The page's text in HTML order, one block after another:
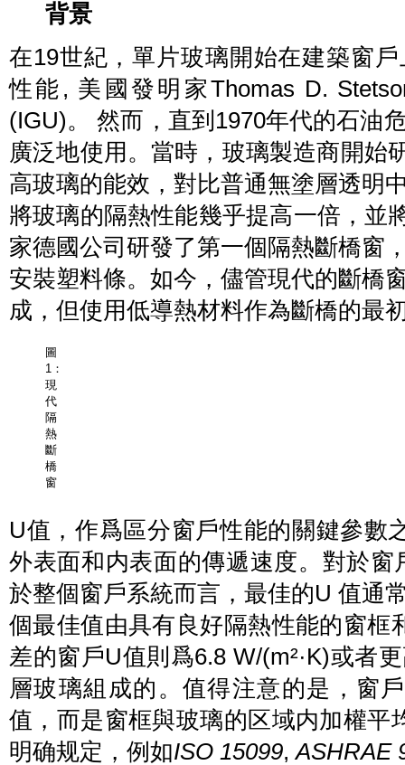
背景
在19世紀，單片玻璃開始在建築窗
性能, 美國發明家Thomas D.
(IGU)。 然而，直到1970年代的石油
廣泛地使用。當時，玻璃製造商開始
高玻璃的能效，對比普通無塗層透明
將玻璃的隔熱性能幾乎提高一倍，並
家德國公司研發了第一個隔熱斷橋窗
安裝塑料條。如今，儘管現代的斷橋
成，但使用低導熱材料作為斷橋的最
圖
1：
現
代
隔
熱
斷
橋
窗
U值，作爲區分窗戶性能的關鍵參數
外表面和内表面的傳遞速度。對於
於整個窗戶系統而言，最佳的U 值通
個最佳值由具有良好隔熱性能的窗框
差的窗戶U值則爲6.8 W/(m²·K)或者
層玻璃組成的。值得注意的是，窗
值，而是窗框與玻璃的区域内加權平
明确规定，例如ISO 15099, ASHRAE